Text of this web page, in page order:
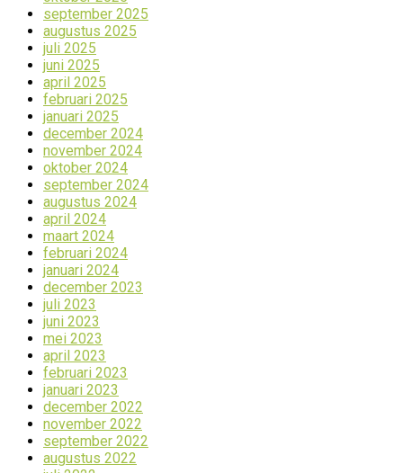
september 2025
augustus 2025
juli 2025
juni 2025
april 2025
februari 2025
januari 2025
december 2024
november 2024
oktober 2024
september 2024
augustus 2024
april 2024
maart 2024
februari 2024
januari 2024
december 2023
juli 2023
juni 2023
mei 2023
april 2023
februari 2023
januari 2023
december 2022
november 2022
september 2022
augustus 2022